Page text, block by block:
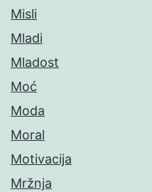
Misli
Mladi
Mladost
Moć
Moda
Moral
Motivacija
Mržnja